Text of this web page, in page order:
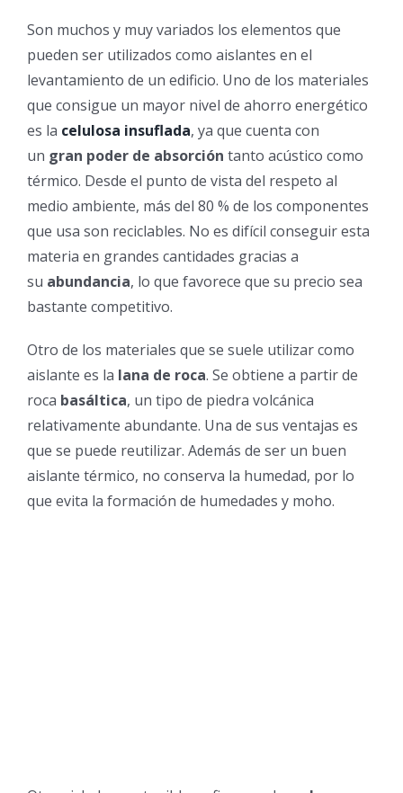
Son muchos y muy variados los elementos que
pueden ser utilizados como aislantes en el
levantamiento de un edificio. Uno de los materiales
que consigue un mayor nivel de ahorro energético
es la celulosa insuflada, ya que cuenta con
un gran poder de absorción tanto acústico como
térmico. Desde el punto de vista del respeto al
medio ambiente, más del 80 % de los componentes
que usa son reciclables. No es difícil conseguir esta
materia en grandes cantidades gracias a
su abundancia, lo que favorece que su precio sea
bastante competitivo.
Otro de los materiales que se suele utilizar como
aislante es la lana de roca. Se obtiene a partir de
roca basáltica, un tipo de piedra volcánica
relativamente abundante. Una de sus ventajas es
que se puede reutilizar. Además de ser un buen
aislante térmico, no conserva la humedad, por lo
que evita la formación de humedades y moho.